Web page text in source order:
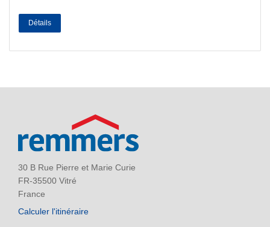
Détails
30 B Rue Pierre et Marie Curie
FR-35500 Vitré
France
Calculer l'itinéraire